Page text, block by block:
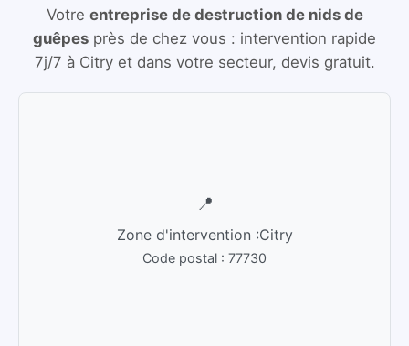
Votre entreprise de destruction de nids de
guêpes près de chez vous : intervention rapide
7j/7 à Citryet dans votre secteur, devis gratuit.
📍
Zone d'intervention :Citry
Code postal : 77730